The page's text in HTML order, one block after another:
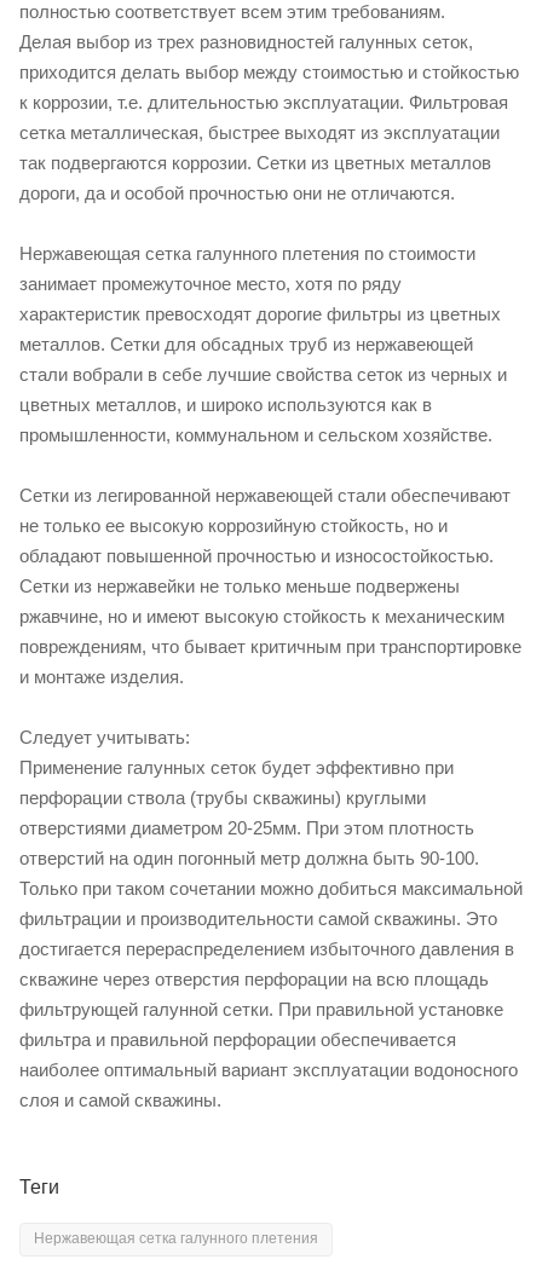
полностью соответствует всем этим требованиям.
Делая выбор из трех разновидностей галунных сеток,
приходится делать выбор между стоимостью и стойкостью
к коррозии, т.е. длительностью эксплуатации. Фильтровая
сетка металлическая, быстрее выходят из эксплуатации
так подвергаются коррозии. Сетки из цветных металлов
дороги, да и особой прочностью они не отличаются.
Нержавеющая сетка галунного плетения по стоимости
занимает промежуточное место, хотя по ряду
характеристик превосходят дорогие фильтры из цветных
металлов. Сетки для обсадных труб из нержавеющей
стали вобрали в себе лучшие свойства сеток из черных и
цветных металлов, и широко используются как в
промышленности, коммунальном и сельском хозяйстве.
Сетки из легированной нержавеющей стали обеспечивают
не только ее высокую коррозийную стойкость, но и
обладают повышенной прочностью и износостойкостью.
Сетки из нержавейки не только меньше подвержены
ржавчине, но и имеют высокую стойкость к механическим
повреждениям, что бывает критичным при транспортировке
и монтаже изделия.
Следует учитывать:
Применение галунных сеток будет эффективно при
перфорации ствола (трубы скважины) круглыми
отверстиями диаметром 20-25мм. При этом плотность
отверстий на один погонный метр должна быть 90-100.
Только при таком сочетании можно добиться максимальной
фильтрации и производительности самой скважины. Это
достигается перераспределением избыточного давления в
скважине через отверстия перфорации на всю площадь
фильтрующей галунной сетки. При правильной установке
фильтра и правильной перфорации обеспечивается
наиболее оптимальный вариант эксплуатации водоносного
слоя и самой скважины.
Теги
Нержавеющая сетка галунного плетения